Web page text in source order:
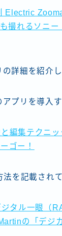
Electric
撮れるソニ
詳細を紹介し
プリを導入
編集テクニッ
ゴー！
法を記載されて
タル一眼（
の「デジ